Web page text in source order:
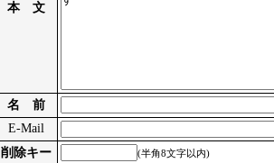
本 文
名 前
E-Mail
削除キー
(半角8文字以内)